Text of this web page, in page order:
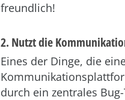
freundlich!
2. Nutzt die
Eines der Dinge, die
durch ein zentrales